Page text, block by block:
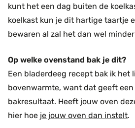
kunt het een dag buiten de
koelkast kun je dit hartige taartje
bewaren al zal het dan wel
Op welke ovenstand bak je dit?
Een bladerdeeg recept bak ik het
bovenwarmte, want dat geeft
bakresultaat. Heeft jouw oven
hier hoe je jouw oven dan instelt.